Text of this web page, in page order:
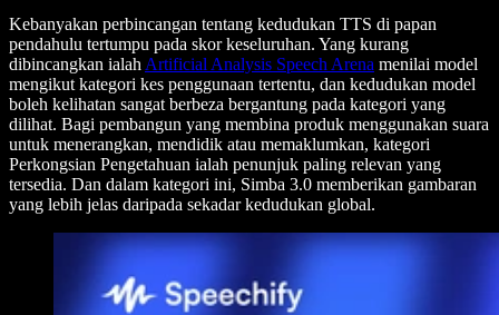
Kebanyakan perbincangan tentang kedudukan TTS di papan
pendahulu tertumpu pada skor keseluruhan. Yang kurang
dibincangkan ialah Artificial Analysis Speech Arena menilai model
mengikut kategori kes penggunaan tertentu, dan kedudukan model
boleh kelihatan sangat berbeza bergantung pada kategori yang
dilihat. Bagi pembangun yang membina produk menggunakan suara
untuk menerangkan, mendidik atau memaklumkan, kategori
Perkongsian Pengetahuan ialah penunjuk paling relevan yang
tersedia. Dan dalam kategori ini, Simba 3.0 memberikan gambaran
yang lebih jelas daripada sekadar kedudukan global.